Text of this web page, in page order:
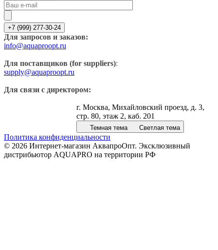
+7 (999) 277-30-24
Для запросов и заказов:
info@aquaproopt.ru
Для поставщиков (for suppliers):
supply@aquaproopt.ru
Для связи с директором:
г. Москва, Михайловский проезд, д. 3,
стр. 80, этаж 2, каб. 201
Темная тема Светлая тема
Политика конфиденциальности
© 2026 Интернет-магазин АквапроОпт. Эксклюзивный
дистрибьютор AQUAPRO на территории РФ